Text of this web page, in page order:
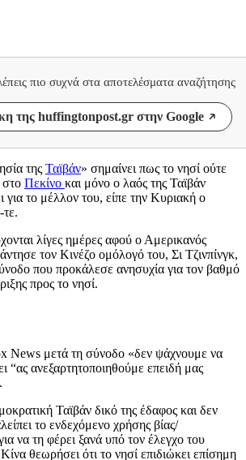
πιο συχνά στα αποτελέσματα αναζήτησης
της huffingtonpost.gr στην Google
της Ταϊβάν» σημαίνει πως το νησί ούτε
στο Πεκίνο και μόνο ο λαός της Ταϊβάν
για το μέλλον του, είπε την Κυριακή ο
λίγες ημέρες αφού ο Αμερικανός
τον Κινέζο ομόλογό του, Σι Τζινπίνγκ,
που προκάλεσε ανησυχία για τον βαθμό
προς το νησί.
News μετά τη σύνοδο «δεν ψάχνουμε να
“ας ανεξαρτητοποιηθούμε επειδή μας
Ταϊβάν δικό της έδαφος και δεν
το ενδεχόμενο χρήσης βίας/
να τη φέρει ξανά υπό τον έλεγχο του
θεωρήσει ότι το νησί επιδιώκει επίσημη